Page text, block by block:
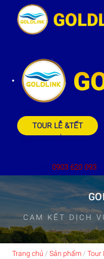
TOUR LỄ &TẾT
0903 620 093
CAM KẾT DỊCH
Trang chủ / Sản phẩm/ Tour